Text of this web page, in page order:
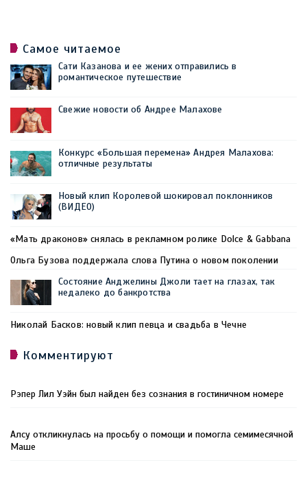
Самое читаемое
Сати Казанова и ее жених отправились в
романтическое путешествие
Свежие новости об Андрее Малахове
Конкурс «Большая перемена» Андрея Малахова:
отличные результаты
Новый клип Королевой шокировал поклонников
(ВИДЕО)
«Мать драконов» снялась в рекламном ролике Dolce & Gabbana
Ольга Бузова поддержала слова Путина о новом поколении
Состояние Анджелины Джоли тает на глазах, так
недалеко до банкротства
Николай Басков: новый клип певца и свадьба в Чечне
Комментируют
Рэпер Лил Уэйн был найден без сознания в гостиничном номере
Алсу откликнулась на просьбу о помощи и помогла семимесячной
Маше